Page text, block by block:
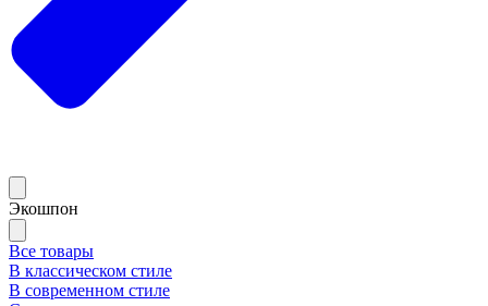
Экошпон
Все товары
В классическом стиле
В современном стиле